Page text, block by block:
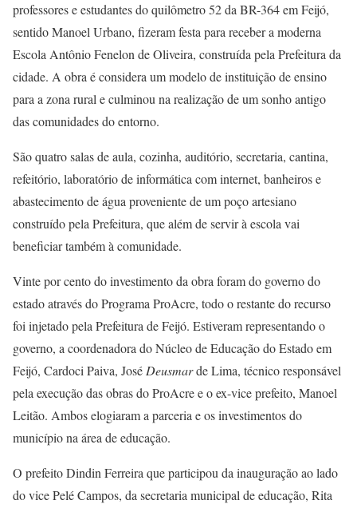
professores e estudantes do quilômetro 52 da BR-364 em Feijó,
sentido Manoel Urbano, fizeram festa para receber a moderna
Escola Antônio Fenelon de Oliveira, construída pela Prefeitura da
cidade. A obra é considera um modelo de instituição de ensino
para a zona rural e culminou na realização de um sonho antigo
das comunidades do entorno.
São quatro salas de aula, cozinha, auditório, secretaria, cantina,
refeitório, laboratório de informática com internet, banheiros e
abastecimento de água proveniente de um poço artesiano
construído pela Prefeitura, que além de servir à escola vai
beneficiar também à comunidade.
Vinte por cento do investimento da obra foram do governo do
estado através do Programa ProAcre, todo o restante do recurso
foi injetado pela Prefeitura de Feijó. Estiveram representando o
governo, a coordenadora do Núcleo de Educação do Estado em
Feijó, Cardoci Paiva, JoséDeusmarde Lima, técnico responsável
pela execução das obras do ProAcre e o ex-vice prefeito, Manoel
Leitão. Ambos elogiaram a parceria e os investimentos do
município na área de educação.
O prefeito Dindin Ferreira que participou da inauguração ao lado
do vice Pelé Campos, da secretaria municipal de educação, Rita